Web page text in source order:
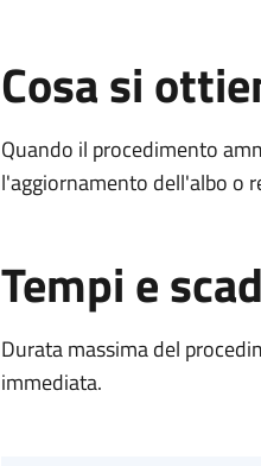
Cosa si
Quando il procedimento
l'aggiornamento dell'albo o
Tempi e
Durata massima del
immediata.